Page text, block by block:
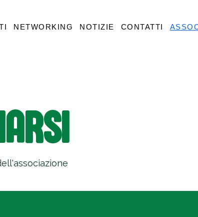
NETWORKING NOTIZIE CONTATTI